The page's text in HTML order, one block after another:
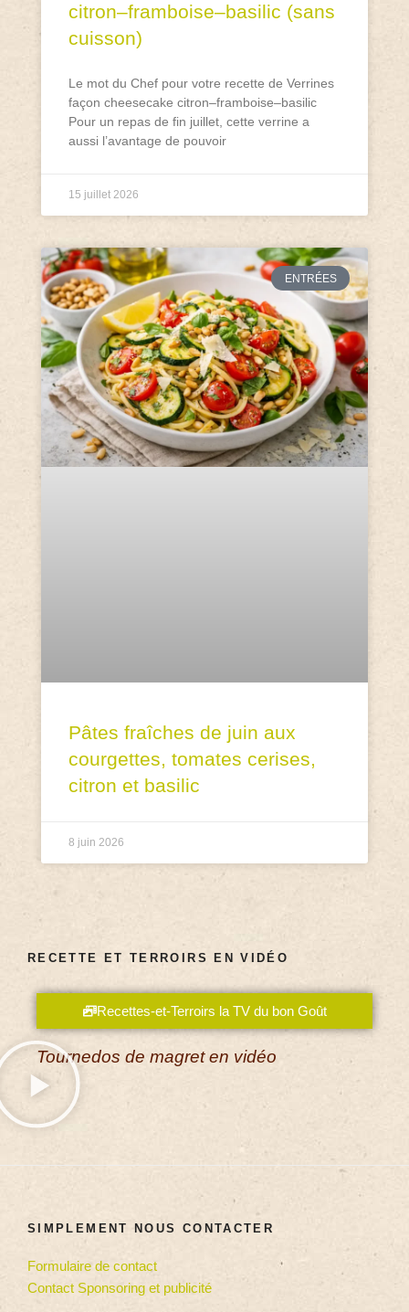
citron–framboise–basilic (sans
cuisson)
Le mot du Chef pour votre recette de Verrines
façon cheesecake citron–framboise–basilic
Pour un repas de fin juillet, cette verrine a
aussi l’avantage de pouvoir
15 juillet 2026
ENTRÉES
Pâtes fraîches de juin aux
courgettes, tomates cerises,
citron et basilic
8 juin 2026
RECETTE ET TERROIRS EN VIDÉO
Recettes-et-Terroirs la TV du bon Goût
Tournedos de magret en vidéo
SIMPLEMENT NOUS CONTACTER
Formulaire de contact
Contact Sponsoring et publicité